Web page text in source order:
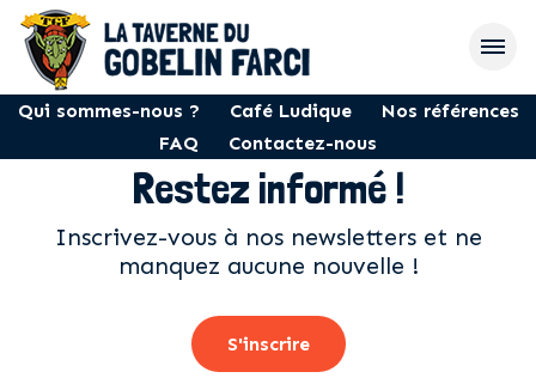
Qui sommes-nous ? Café Ludique
Nos références
FAQ
Contactez-nous
Restez informé !
Inscrivez-vous à nos newsletters et ne
manquez aucune nouvelle !
S'inscrire